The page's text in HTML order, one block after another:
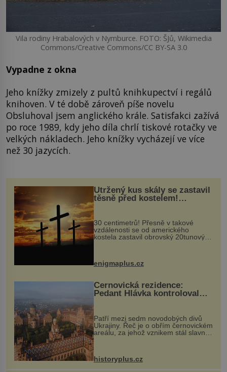
Vila rodiny Hrabalových v Nymburce. FOTO: ŠJů, Wikimedia
Commons/Creative Commons/CC BY-SA 3.0
Vypadne z okna
Jeho knížky zmizely z pultů knihkupectví i regálů
knihoven. V té době zároveň píše novelu
Obsluhoval jsem anglického krále. Satisfakci zažívá
po roce 1989, kdy jeho díla chrlí tiskové rotačky ve
velkých nákladech. Jeho knížky vycházejí ve více
než 30 jazycích.
Utržený kus skály se zastavil
těsně před kostelem!
Ochránila ho boží síla?
30 centimetrů! Přesně v takové
vzdálenosti se od amerického
kostela zastavil obrovský 20tunový
...
enigmaplus.cz
Černovická rezidence:
Pedant Hlávka kontroloval
Patří mezi sedm novodobých divů
Ukrajiny. Řeč je o obřím černovickém
areálu, za jehož vznikem stál slavný
český architekt Josef Hlávka. Ten si
na něm dal mimořádně záležet. Jeho
stavební plány by při ...
historyplus.cz